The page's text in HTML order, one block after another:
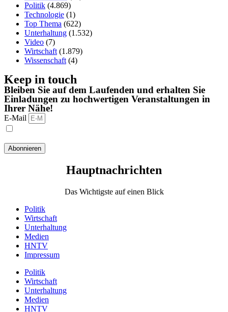
Politik (4.869)
Technologie (1)
Top Thema (622)
Unterhaltung (1.532)
Video (7)
Wirtschaft (1.879)
Wissenschaft (4)
Keep in touch
Bleiben Sie auf dem Laufenden und erhalten Sie
Einladungen zu hochwertigen Veranstaltungen in
Ihrer Nähe!
E-Mail
Abonnieren
Hauptnachrichten​
Das Wichtigste auf einen Blick
Politik
Wirtschaft
Unterhaltung
Medien
HNTV
Impressum
Politik
Wirtschaft
Unterhaltung
Medien
HNTV